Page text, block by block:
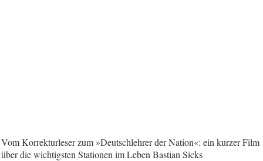
Vom Korrekturleser zum »Deutschlehrer der Nation«: ein kurzer Film
über die wichtigsten Stationen im Leben Bastian Sicks